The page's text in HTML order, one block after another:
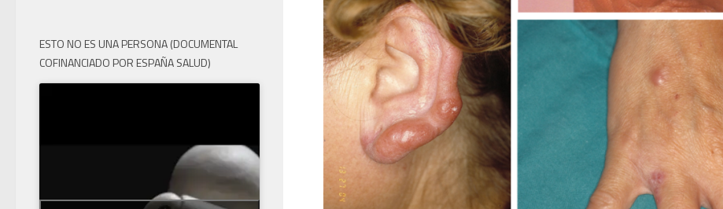
ESTO NO ES UNA PERSONA (DOCUMENTAL
COFINANCIADO POR ESPAÑA SALUD)